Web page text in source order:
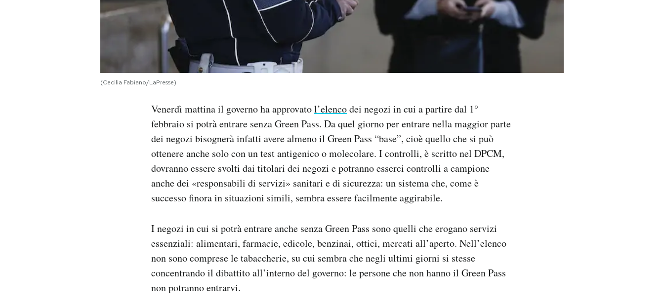
(Cecilia Fabiano/LaPresse)
Venerdì mattina il governo ha approvatol’elencodei negozi in cui a partire dal 1°
febbraio si potrà entrare senza Green Pass. Da quel giorno per entrare nella maggior parte
dei negozi bisognerà infatti avere almeno il Green Pass “base”, cioè quello che si può
ottenere anche solo con un test antigenico o molecolare. I controlli, è scritto nel DPCM,
dovranno essere svolti dai titolari dei negozi e potranno esserci controlli a campione
anche dei «responsabili di servizi» sanitari e di sicurezza: un sistema che, come è
successo finora in situazioni simili, sembra essere facilmente aggirabile.
I negozi in cui si potrà entrare anche senza Green Pass sono quelli che erogano servizi
essenziali: alimentari, farmacie, edicole, benzinai, ottici, mercati all’aperto. Nell’elenco
non sono comprese le tabaccherie, su cui sembra che negli ultimi giorni si stesse
concentrando il dibattito all’interno del governo: le persone che non hanno il Green Pass
non potranno entrarvi.